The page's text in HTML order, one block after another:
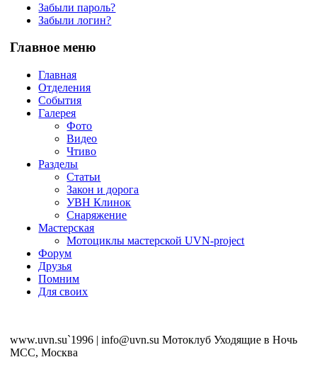
Забыли пароль?
Забыли логин?
Главное меню
Главная
Отделения
События
Галерея
Фото
Видео
Чтиво
Разделы
Статьи
Закон и дорога
УВН Клинок
Снаряжение
Мастерская
Мотоциклы мастерской UVN-project
Форум
Друзья
Помним
Для своих
www.uvn.su`1996 | info@uvn.su Мотоклуб Уходящие в Ночь
MCC, Москва